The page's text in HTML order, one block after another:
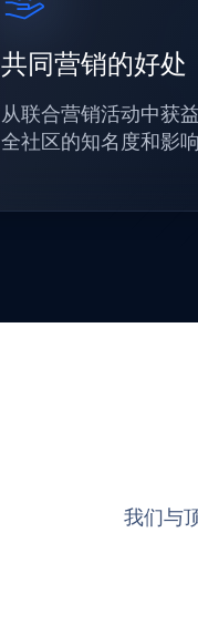
共同营销的好处
从联合营销活动中获
全社区的知名度和影响
我们与